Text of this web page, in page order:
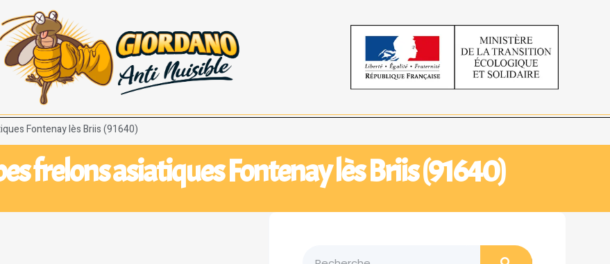
Fontenay lès Briis (91640)
frelons asiatiques Fontenay lès Briis (91640)